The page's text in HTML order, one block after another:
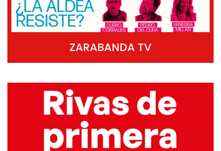
ZARABANDA TV